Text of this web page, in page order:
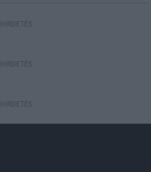
HIRDETÉS
HIRDETÉS
HIRDETÉS